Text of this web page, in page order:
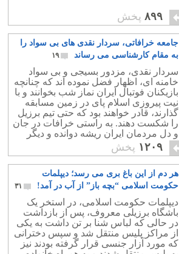
۸۹۹ پخش
جامعه خرافاتی، سردار نقدی های بی سواد را
به مقام کارشناسی می رساند
۱۹
سردار نقدی، مزدور بسیجی و بی سواد
خامنه ای، اظهار فضل نموده اند که چنانچه
بازیکنان فوتبال ایران نماز شب بخوانند و با
نیت پیروزی اسلام پای در زمین مسابقه
گذارند، قادر خواهند بود که حتی تیم برزیل
را شکست دهند. به راستی خرافات در جان
و دل مردمان ایران ریشه دوانده و دیگر
امیدی برای نجات این مردمان نیست.
۱۲۰۹ پخش
هر دم از این باغ بری می رسد؛ دیپلمات
حکومت اسلامی “بچه باز” از آب در آمد!
۳۱
دیپلمات حکومت اسلامی، در استخر یک
باشگاه برزیلی معروف، پس از بازداشت
در حالی که لباس شنا بر تن داشت به یکی
از مراکز پلیس منتقل شد و سپس دخترانی
که مورد آزار جنسی قرار گرفته بودند نیز